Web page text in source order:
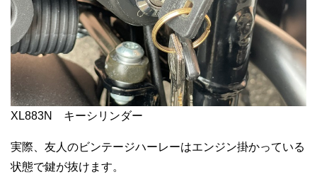
XL883N キーシリンダー
実際、友人のビンテージハーレーはエンジン掛かっている
状態で鍵が抜けます。